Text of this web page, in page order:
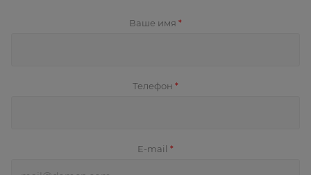
Ваше имя *
Телефон *
E-mail *